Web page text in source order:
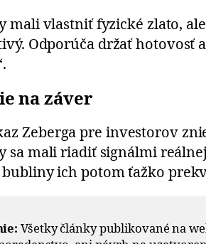
mali vlastniť fyzické zlato,
Odporúča držať hotovosť
na záver
Zeberga pre investorov
sa mali riadiť signálmi
ich potom ťažko
Všetky články publikované na